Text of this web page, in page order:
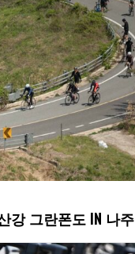
강 그란폰도 IN 나주